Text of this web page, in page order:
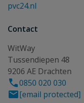
pvc24.nl
Contact
WitWay
Tussendiepen 48
9206 AE Drachten
0850 020 030
[email protected]